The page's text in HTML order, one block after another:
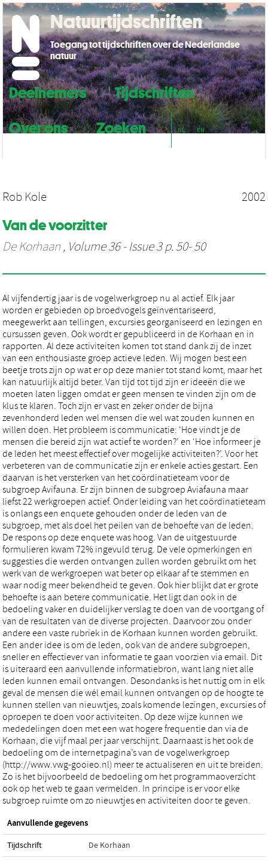
Deelnemers
Tijdschriften
Over ons
Zoeken NL EN
Natuurtijdschriften
Toegang tot tijdschriften over de Nederlandse
natuur
Rob Kole 2002
Van de voorzitter
De Korhaan , Volume 36 - Issue 3 p. 50- 50
Al vijfendertig jaar is de vogelwerkgroep nu al actief. Elk jaar
worden er gebieden op broedvogels geïnventariseerd,
meegewerkt aan tellingen, excursies georganiseerd en lezingen en
cursussen geven. Ook wordt er gepubliceerd in de Korhaan en in
rapporten. Al deze activiteiten komen tot stand dank zij de inzet
van een enthousiaste groep actieve leden. Wij mogen best een
beetje trots zijn op wat er op deze manier tot stand komt, maar het
kan natuurlijk altijd beter. Van tijd tot tijd zijn er ideeën die we
moeten laten liggen omdat er geen mensen te vinden zijn om de
klus te klaren. Toch zijn er vast en zeker onder de bijna
zevenhonderd leden wel mensen die wel wat zouden kunnen en
willen doen. Het probleem is communicatie: ‘Hoe vindt je de
mensen die bereid zijn wat actief te worden?’ en ‘Hoe informeer je
de leden het meest effectief over mogelijke activiteiten?’. Voor het
verbeteren van de communicatie zijn er enkele acties gestart. Een
daarvan is het versterken van het coördinatieteam voor de
subgroep Avifauna. Er zijn binnen de subgroep Aviafauna maar
liefst 22 werkgroepen actief. Onder leiding van het coördinatieteam
is onlangs een enquete gehouden onder de leden van de
subgroep, met als doel het peilen van de behoefte van de leden.
De respons op deze enquete was hoog. Van de uitgestuurde
formulieren kwam 72% ingevuld terug. De vele opmerkingen en
suggesties die werden ontvangen zullen worden gebruikt om het
werk van de werkgroepen wat beter op elkaar af te stemmen en
waar nodig meer bekendheid te geven. Ook hier blijkt dat er grote
behoefte is aan betere communicatie. Het ligt dan ook in de
bedoeling vaker en duidelijker verslag te doen van de voortgang of
van de resultaten van de diverse projecten. Daarvoor zou onder
andere een vaste rubriek in de Korhaan kunnen worden gebruikt.
Een ander idee is om de leden, ook van de andere subgroepen,
sneller en effectiever van informatie te gaan voorzien via email. Dit
is uiteraard een aanvullende informatiebron, want lang niet alle
leden kunnen email ontvangen. Desondanks is het nuttig om in elk
geval de mensen die wél email kunnen ontvangen op de hoogte te
kunnen stellen van nieuwtjes, zoals komende lezingen, excursies of
oproepen te doen voor activiteiten. Op deze wijze kunnen we
mededelingen doen met een wat hogere frequentie dan via de
Korhaan, die vijf maal per jaar verschijnt. Daarnaast is het ook de
bedoeling om de internetpagina’s van de vogelwerkgroep
(http://www.vwg-gooieo.nl) meer te actualiseren en uit te breiden.
Zo is het bijvoorbeeld de bedoeling om het programmaoverzicht
ook op het web te gaan vermelden. In principe is er voor elke
subgroep ruimte om zo nieuwtjes en activiteiten door te geven.
Aanvullende gegevens
Tijdschrift De Korhaan